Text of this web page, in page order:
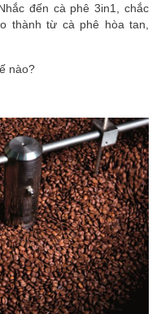
đến cà phê 3in1, chắc
thành từ cà phê hòa tan,
nào?